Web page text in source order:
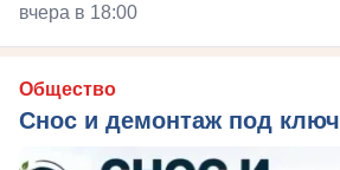
вчера в 18:00
Общество
Снос и демонтаж под ключ